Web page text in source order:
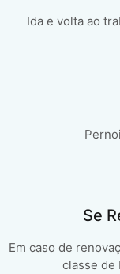
Ida e volta ao
Se
Em caso de
classe de